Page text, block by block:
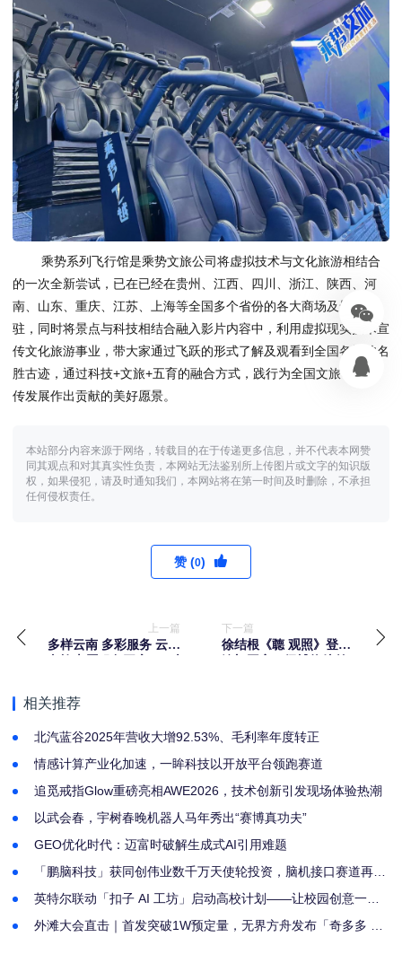
乘势系列飞行馆是乘势文旅公司将虚拟技术与文化旅游相结合
的一次全新尝试，已在已经在贵州、江西、四川、浙江、陕西、河
南、山东、重庆、江苏、上海等全国多个省份的各大商场及景区入
驻，同时将景点与科技相结合融入影片内容中，利用虚拟现实技术宣
传文化旅游事业，带大家通过飞跃的形式了解及观看到全国各地的名
胜古迹，通过科技+文旅+五育的融合方式，践行为全国文旅事业宣
传发展作出贡献的美好愿景。
本站部分内容来源于网络，转载目的在于传递更多信息，并不代表本网赞
同其观点和对其真实性负责，本网站无法鉴别所上传图片或文字的知识版
权，如果侵犯，请及时通知我们，本网站将在第一时间及时删除，不承担
任何侵权责任。
赞 (0)
上一篇
多样云南 多彩服务 云南
下一篇
徐结根《聼 观照》登上
相关推荐
北汽蓝谷2025年营收大增92.53%、毛利率年度转正
情感计算产业化加速，一眸科技以开放平台领跑赛道
追觅戒指Glow重磅亮相AWE2026，技术创新引发现场体验热潮
以武会春，宇树春晚机器人马年秀出“赛博真功夫”
GEO优化时代：迈富时破解生成式AI引用难题
「鹏脑科技」获同创伟业数千万天使轮投资，脑机接口赛道再添
英特尔联动「扣子 AI 工坊」启动高校计划——让校园创意一键
外滩大会直击｜首发突破1W预定量，无界方舟发布「奇多多 AI